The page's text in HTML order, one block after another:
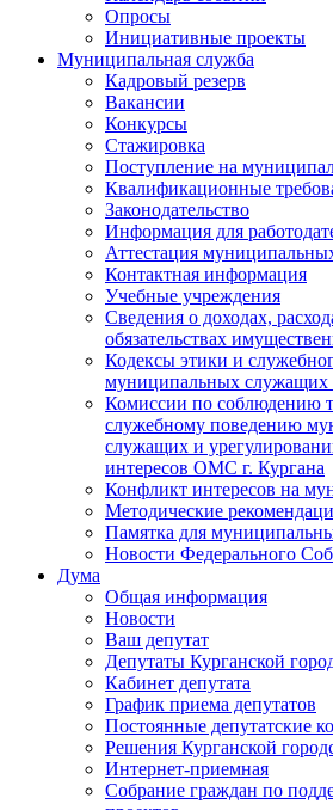
Опросы
Инициативные проекты
Муниципальная служба
Кадровый резерв
Вакансии
Конкурсы
Стажировка
Поступление на
Квалификационные
Законодательство
Информация для
Аттестация
Контактная информация
Учебные учреждения
Сведения о доходах,
обязательствах
Кодексы этики и
муниципальных служащих
Комиссии по соблюдению
служебному поведению
служащих и
интересов ОМС г. Кургана
Конфликт интересов на
Методические
Памятка для
Новости Федерального
Дума
Общая информация
Новости
Ваш депутат
Депутаты Курганской
Кабинет депутата
График приема депутатов
Постоянные депутатские
Решения Курганской
Интернет-приемная
Собрание граждан по